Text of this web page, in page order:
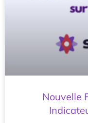
Nouvelle